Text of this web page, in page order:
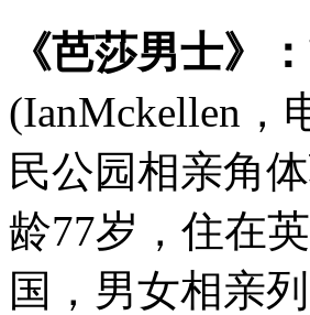
《芭莎男士》：
(IanMckellen，
民公园相亲角
龄77岁，住在
国，男女相亲